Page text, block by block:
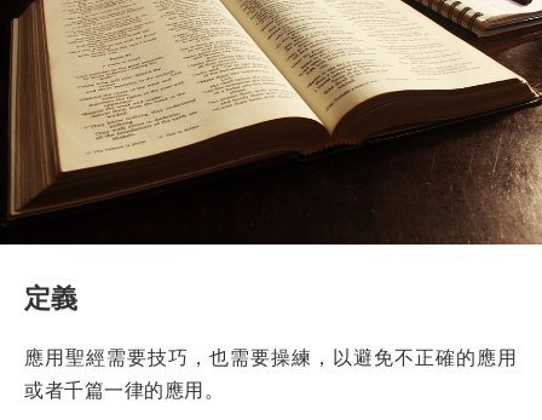
定義
應用聖經需要技巧，也需要操練，以避免不正確的應用
或者千篇一律的應用。